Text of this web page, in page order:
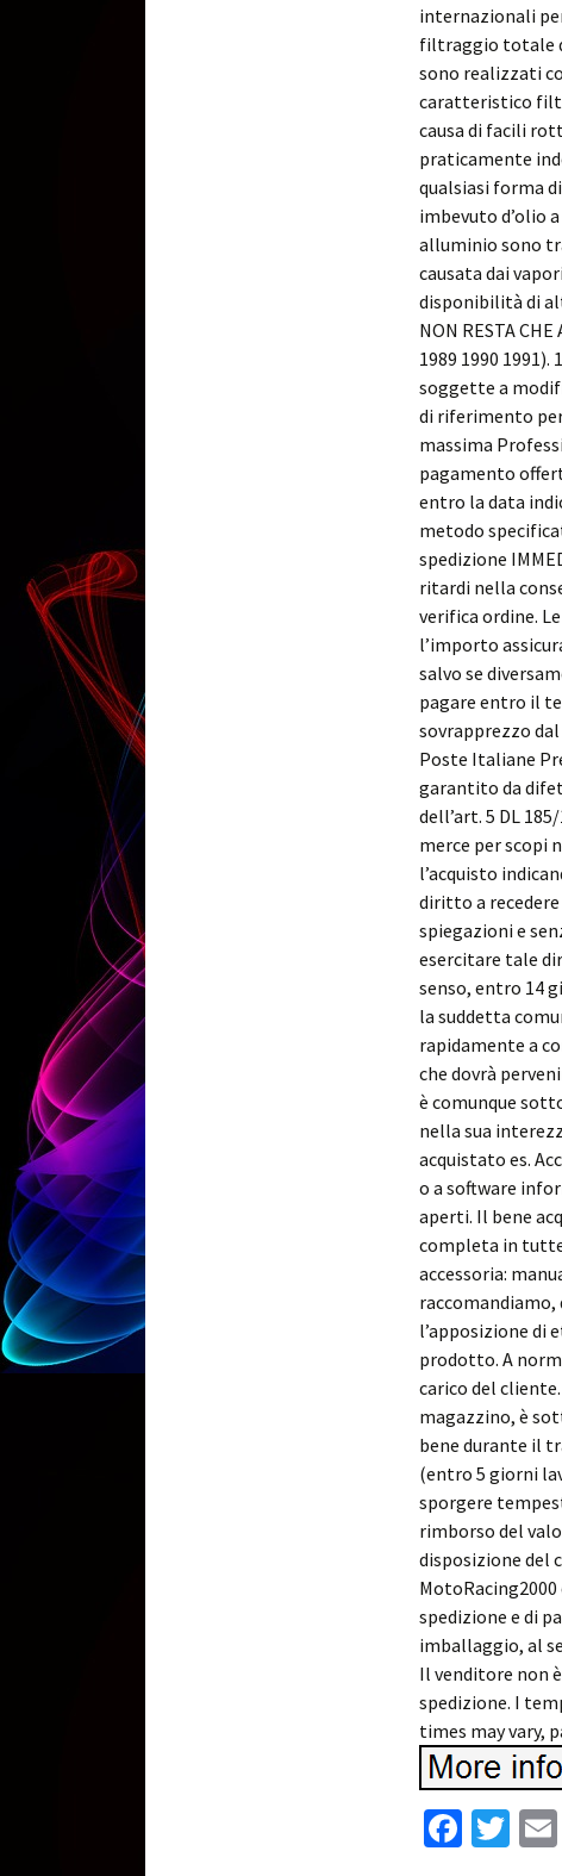
internazionali
filtraggio totale
sono realizzati
caratteristico
causa di facili
praticamente
qualsiasi forma
imbevuto d’olio
alluminio sono
causata dai
disponibilità di
NON RESTA
1989 1990 1991).
soggette a
di riferimento
massima
pagamento
entro la data
metodo
spedizione
ritardi nella
verifica ordine.
l’importo
salvo se
pagare entro il
sovrapprezzo
Poste Italiane
garantito da
dell’art. 5 DL
merce per scopi
l’acquisto
diritto a
spiegazioni e
esercitare tale
senso, entro 14
la suddetta
rapidamente a
che dovrà
è comunque
nella sua
acquistato es.
o a software
aperti. Il bene
completa in
accessoria:
raccomandiamo,
l’apposizione di
prodotto. A
carico del
magazzino, è
bene durante il
(entro 5 giorni
sporgere
rimborso del
disposizione del
spedizione e di
imballaggio, al
Il venditore non
spedizione. I
times may vary,
Fa T